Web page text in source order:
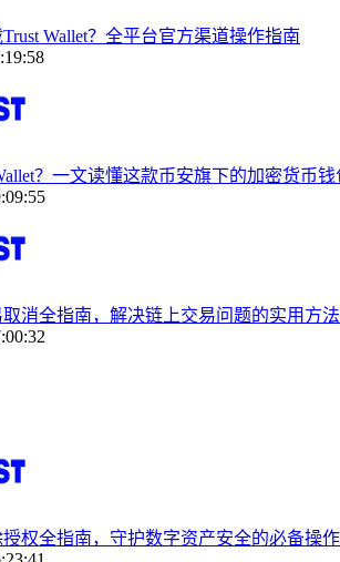
Wallet？全平台官方渠道操作指南
？一文读懂这款币安旗下的加密货币钱
取消全指南，解决链上交易问题的实用方法
授权全指南，守护数字资产安全的必备操作